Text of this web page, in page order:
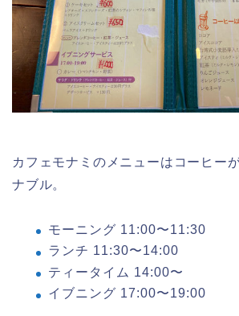
カフェモナミのメニューはコーヒー
ナブル。
モーニング 11:00〜11:30
ランチ 11:30〜14:00
ティータイム 14:00〜
イブニング 17:00〜19:00